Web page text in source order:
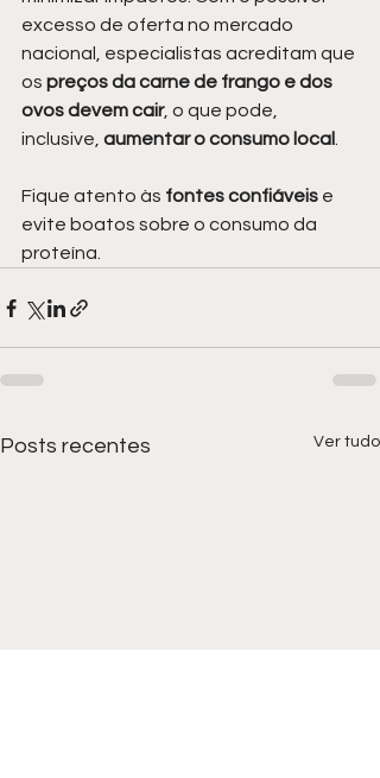
excesso de oferta no mercado
nacional, especialistas acreditam que
os preços da carne de frango e dos
ovos devem cair, o que pode,
inclusive, aumentar o consumo local.
Fique atento às fontes confiáveis e
evite boatos sobre o consumo da
proteína.
Posts recentes Ver tudo